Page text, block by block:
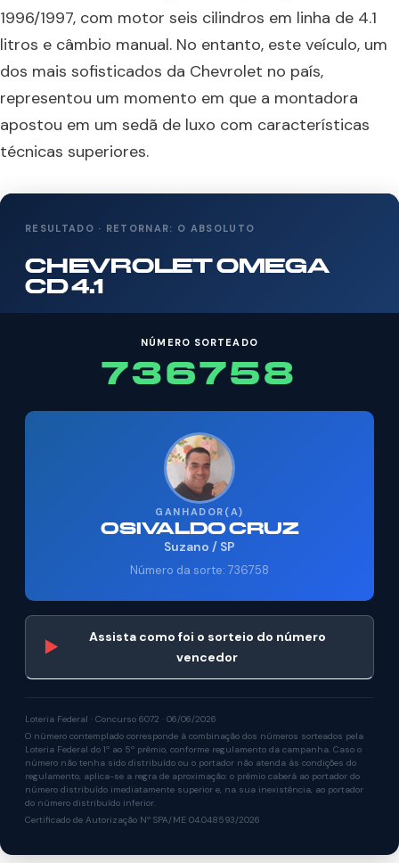
1996/1997, com motor seis cilindros em linha de 4.1
litros e câmbio manual. No entanto, este veículo, um
dos mais sofisticados da Chevrolet no país,
representou um momento em que a montadora
apostou em um sedã de luxo com características
técnicas superiores.
RESULTADO · RETORNAR: O ABSOLUTO
CHEVROLET OMEGA
CD 4.1
NÚMERO SORTEADO
736758
GANHADOR(A)
OSIVALDO CRUZ
Suzano / SP
Número da sorte: 736758
▶
Assista como foi o sorteio do número
vencedor
Loteria Federal · Concurso 6072 · 06/06/2026
O número contemplado corresponde à combinação dos números sorteados pela
Loteria Federal do 1º ao 5º prêmio, conforme regulamento da campanha. Caso o
número não tenha sido distribuído ou o portador não atenda às condições do
regulamento, aplica-se a regra de aproximação: o prêmio caberá ao portador do
número distribuído imediatamente superior e, na sua inexistência, ao portador
do número distribuído inferior.
Certificado de Autorização Nº SPA/ME 04.048593/2026